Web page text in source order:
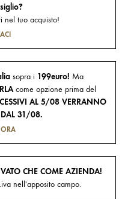
nel tuo acquisto!
sopra i 199euro! Ma
come opzione prima del
AL 5/08 VERRANNO
DAL 31/08.
CHE COME AZIENDA!
nell'apposito campo.